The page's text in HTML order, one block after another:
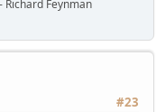
Feynman
#23